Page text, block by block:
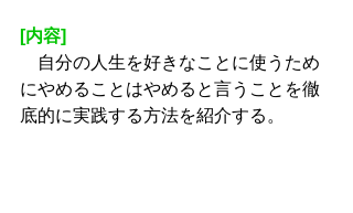
[内容]
自分の人生を好きなことに使うため
にやめることはやめると言うことを徹
底的に実践する方法を紹介する。